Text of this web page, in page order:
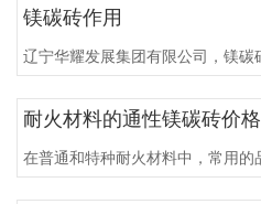
镁碳砖作用
辽宁华耀发展集团有限公司，镁碳
耐火材料的通性镁碳砖价格
在普通和特种耐火材料中，常用的